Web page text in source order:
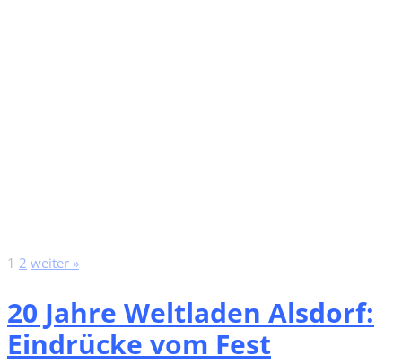
1 2 weiter »
20 Jahre Weltladen Alsdorf:
Eindrücke vom Fest